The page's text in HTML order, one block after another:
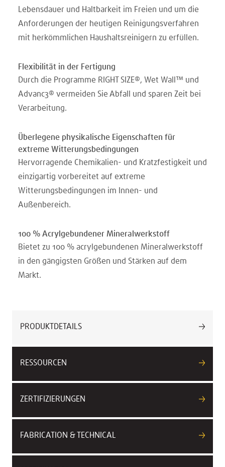
Lebensdauer und Haltbarkeit im Freien und um die
Anforderungen der heutigen Reinigungsverfahren
mit herkömmlichen Haushaltsreinigern zu erfüllen.
Flexibilität in der Fertigung
Durch die Programme RIGHT SIZE®, Wet Wall™ und
Advanc3® vermeiden Sie Abfall und sparen Zeit bei
Verarbeitung.
Überlegene physikalische Eigenschaften für
extreme Witterungsbedingungen
Hervorragende Chemikalien- und Kratzfestigkeit und
einzigartig vorbereitet auf extreme
Witterungsbedingungen im Innen- und
Außenbereich.
100 % Acrylgebundener Mineralwerkstoff
Bietet zu 100 % acrylgebundenen Mineralwerkstoff
in den gängigsten Größen und Stärken auf dem
Markt.
PRODUKTDETAILS
RESSOURCEN
ZERTIFIZIERUNGEN
FABRICATION & TECHNICAL